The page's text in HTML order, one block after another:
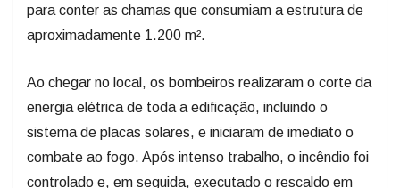
para conter as chamas que consumiam a estrutura de
aproximadamente 1.200 m².
Ao chegar no local, os bombeiros realizaram o corte da
energia elétrica de toda a edificação, incluindo o
sistema de placas solares, e iniciaram de imediato o
combate ao fogo. Após intenso trabalho, o incêndio foi
controlado e, em seguida, executado o rescaldo em